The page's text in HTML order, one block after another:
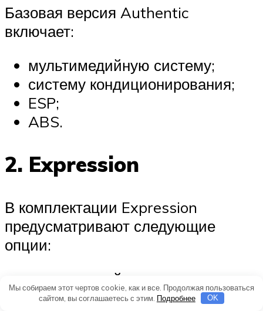
Базовая версия Authentic
включает:
мультимедийную систему;
систему кондиционирования;
ESP;
ABS.
2. Expression
В комплектации Expression
предусматривают следующие
опции:
центральный замок с
дистанционным управлением;
Мы собираем этот чертов cookie, как и все. Продолжая пользоваться
сайтом, вы соглашаетесь с этим. Подробнее OK